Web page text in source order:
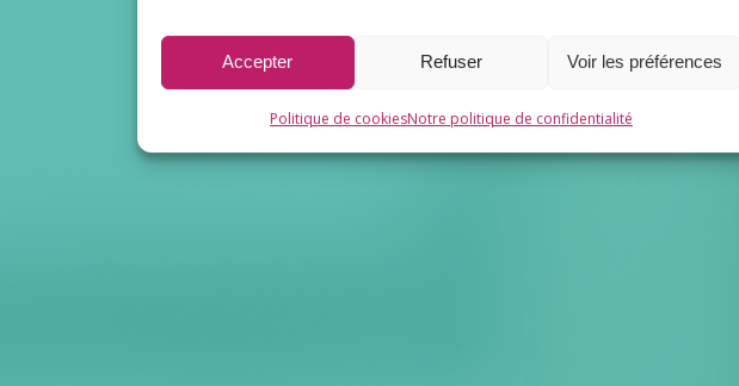
Accepter Refuser Voir les préférences
Politique de cookiesNotre politique de confidentialité